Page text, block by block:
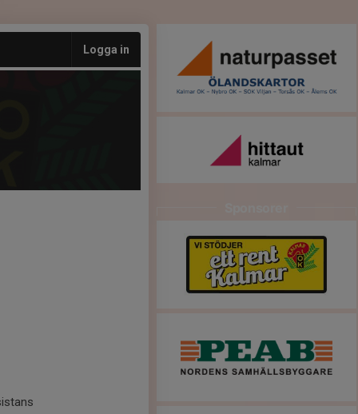
Logga in